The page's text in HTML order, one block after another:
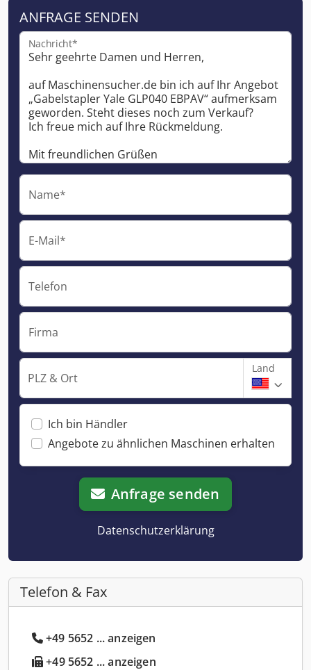
ANFRAGE SENDEN
Nachricht*
Name*
E-Mail*
Telefon
Firma
PLZ & Ort
Land
Ich bin Händler
Angebote zu ähnlichen Maschinen erhalten
Anfrage senden
Datenschutzerklärung
Telefon & Fax
+49 5652 ... anzeigen
+49 5652 ... anzeigen